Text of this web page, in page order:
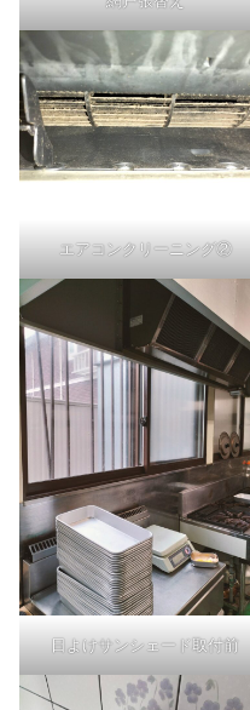
エアコンクリーニング②
日よけサンシェード取付前